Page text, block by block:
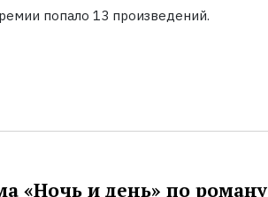
попало 13 произведений.
«Ночь и день» по роману